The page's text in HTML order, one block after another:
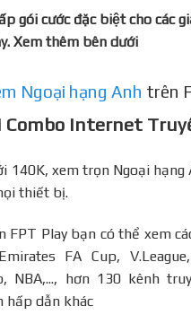
gói cước đặc biệt cho các
Xem thêm bên dưới
Ngoại hạng Anh trên
Combo Internet
140K, xem trọn Ngoại hạng
thiết bị.
FPT Play bạn có thể xem
FA Cup,
NBA,..., hơn 130 kênh
hấp dẫn khác